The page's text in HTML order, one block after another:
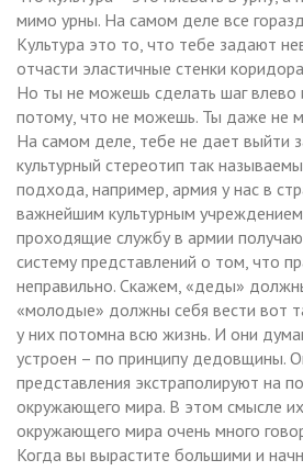
мимо урны. На самом деле все
Культура это то, что тебе задают
отчасти эластичные стенки
Но ты не можешь сделать шаг влево
потому, что не можешь. Ты даже не
На самом деле, тебе не дает выйти
культурный стереотип так
подхода, например, армия у нас в
важнейшим культурным
проходящие службу в армии
систему представлений о том, что
неправильно. Скажем, «деды»
«молодые» должны себя вести вот
у них потомна всю жизнь. И они
устроен – по принципу дедовщины.
представления экстраполируют на
окружающего мира. В этом смысле
окружающего мира очень много
Когда вы вырастите большими и